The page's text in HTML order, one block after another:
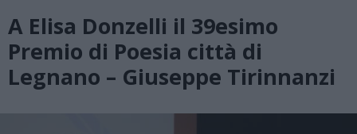
A Elisa Donzelli il 39esimo
Premio di Poesia città di
Legnano – Giuseppe Tirinnanzi